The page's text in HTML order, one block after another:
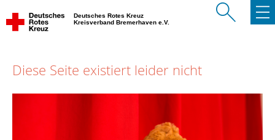
Deutsches Rotes Kreuz
Kreisverband Bremerhaven e.V.
Diese Seite existiert leider nicht